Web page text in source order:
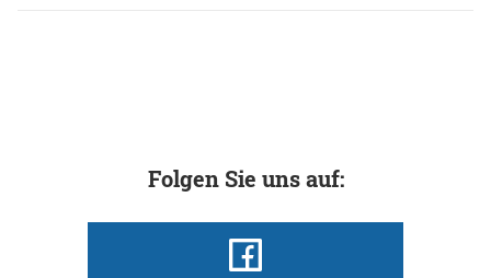
Folgen Sie uns auf: